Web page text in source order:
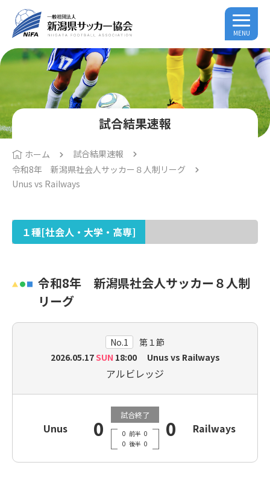
MENU
試合結果速報
ホーム
試合結果速報
令和8年 新潟県社会人サッカー８人制リーグ
Unus vs Railways
１種[社会人・大学・高専]
令和8年 新潟県社会人サッカー８人制
リーグ
No.1
第１節
2026.05.17SUN 18:00 Unus vs Railways
アルビレッジ
Unus 0
試合終了
0 前半 0
0 後半 0
0 Railways